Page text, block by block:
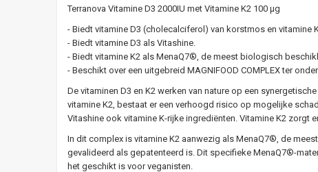
Terranova Vitamine D3 2000IU met Vitamine K2 100 µg
- Biedt vitamine D3 (cholecalciferol) van korstmos en vitamine
- Biedt vitamine D3 als Vitashine.
- Biedt vitamine K2 als MenaQ7®, de meest biologisch
- Beschikt over een uitgebreid MAGNIFOOD COMPLEX ter
De vitaminen D3 en K2 werken van nature op een
vitamine K2, bestaat er een verhoogd risico op mogelijke
Vitashine ook vitamine K-rijke ingrediënten. Vitamine K2
In dit complex is vitamine K2 aanwezig als MenaQ7®, de
gevalideerd als gepatenteerd is. Dit specifieke MenaQ7®-
het geschikt is voor veganisten.